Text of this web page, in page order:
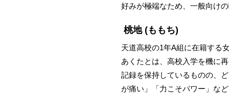
好みが極端なため、一般向け
桃地(ももち)
天道高校の1年A組に在籍する
あくたとは、高校入学を機に
記録を保持しているものの、
が痛い」「力こそパワー」な